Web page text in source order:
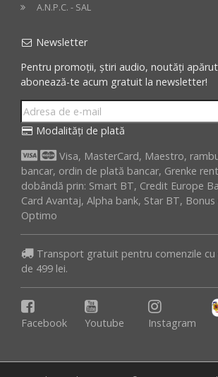
A.N.P.C. - SAL
Newsletter
Pentru promoții, știri audio, noutăți
abonează-te acum gratuit la newsletter!
Modalități de plată
Visa, MasterCard, Maestro,
bancar, ordin de plată bancar, Grenke
dobândă prin: Smart BT, Credit Europe
Card Avantaj, Alpha bank, Star BT, Bonus
Optimo
Transport gratuit pentru comenzile cu
de 499 lei.
Facebook Youtube Instagram